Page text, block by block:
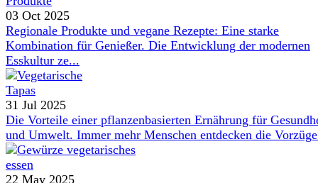
03 Oct 2025
Regionale Produkte und vegane Rezepte: Eine starke
Kombination für Genießer. Die Entwicklung der modernen
Esskultur ze...
31 Jul 2025
Die Vorteile einer pflanzenbasierten Ernährung für
und Umwelt. Immer mehr Menschen entdecken die
22 May 2025